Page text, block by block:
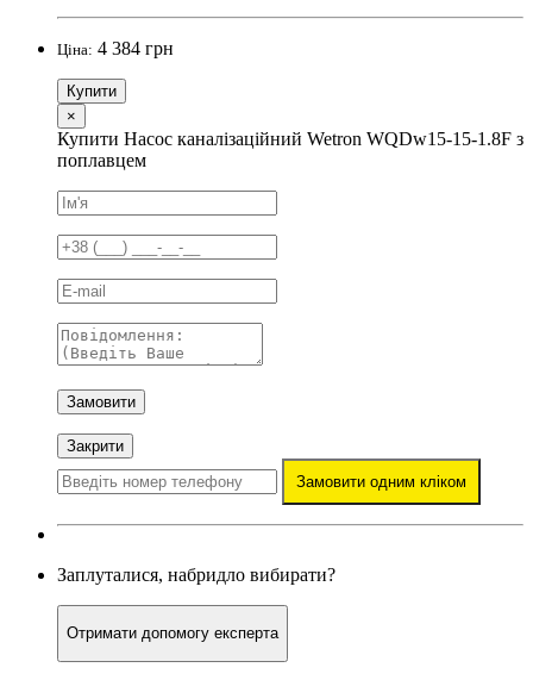
Ціна: 4 384 грн
Купити
×
Купити Насос каналізаційний Wetron WQDw15-15-1.8F з
поплавцем
Замовити
Закрити
Замовити одним кліком
Заплуталися, набридло вибирати?
Отримати допомогу експерта